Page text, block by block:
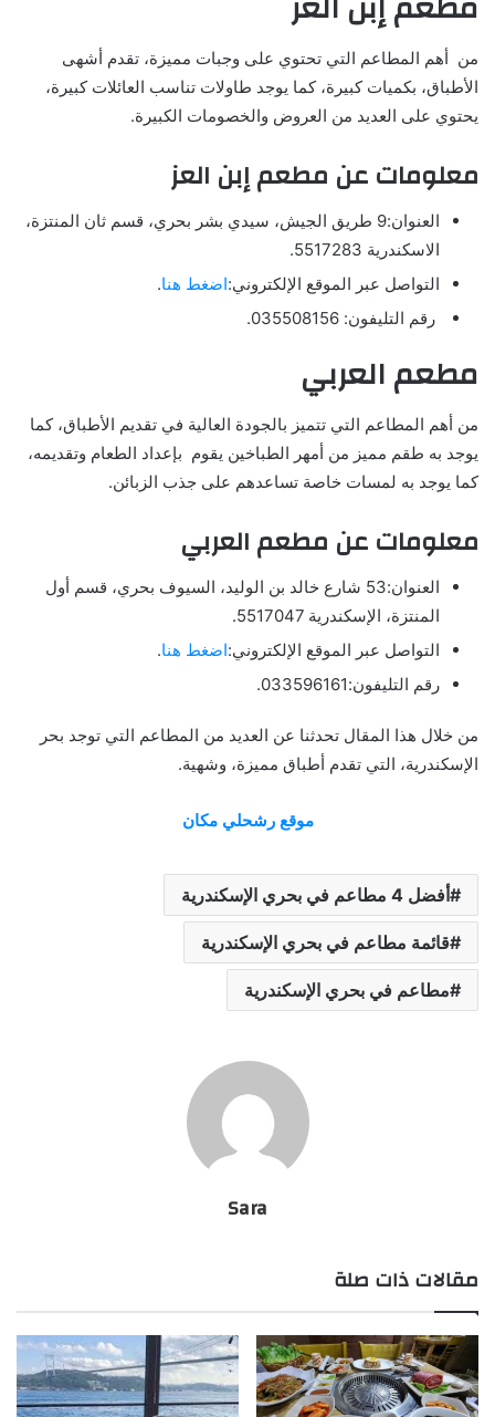
من أهم المطاعم التي تحتوي على وجبات مميزة، تقدم أشهى
الأطباق، بكميات كبيرة، كما يوجد طاولات تناسب العائلات كبيرة،
يحتوي على العديد من العروض والخصومات الكبيرة.
معلومات عن مطعم إبن العز
العنوان:9 طريق الجيش، سيدي بشر بحري، قسم ثان المنتزة،
الاسكندرية 5517283.
التواصل عبر الموقع الإلكتروني:اضغط هنا.
رقم التليفون: 035508156.
مطعم العربي
من أهم المطاعم التي تتميز بالجودة العالية في تقديم الأطباق، كما
يوجد به طقم مميز من أمهر الطباخين يقوم بإعداد الطعام وتقديمه،
كما يوجد به لمسات خاصة تساعدهم على جذب الزبائن.
معلومات عن مطعم العربي
العنوان:53 شارع خالد بن الوليد، السيوف بحري، قسم أول
المنتزة، الإسكندرية 5517047.
التواصل عبر الموقع الإلكتروني:اضغط هنا.
رقم التليفون:033596161.
من خلال هذا المقال تحدثنا عن العديد من المطاعم التي توجد بحر
الإسكندرية، التي تقدم أطباق مميزة، وشهية.
موقع رشحلي مكان
أفضل 4 مطاعم في بحري الإسكندرية
قائمة مطاعم في بحري الإسكندرية
مطاعم في بحري الإسكندرية
Sara
مقالات ذات صلة